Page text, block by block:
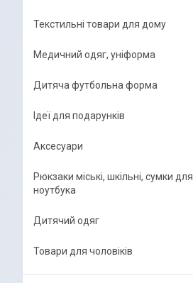
Текстильні товари для дому
Медичний одяг, уніформа
Дитяча футбольна форма
Ідеї для подарунків
Аксесуари
Рюкзаки міські, шкільні, сумки для
ноутбука
Дитячий одяг
Товари для чоловіків